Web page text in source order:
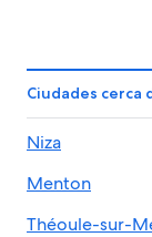
Alquiler de
Alquiler de
Alquiler de
Ciudades cerca
Niza
Menton
Théoule-sur-